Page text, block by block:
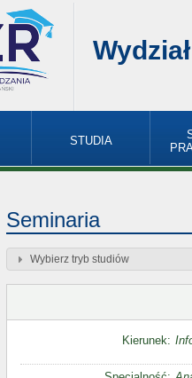
STUDIA
Seminaria
Wybierz tryb studiów
Kierunek: